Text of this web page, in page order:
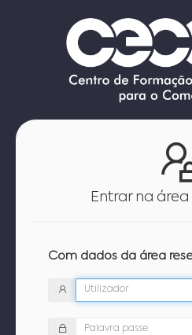
Entrar na
Com dados da área